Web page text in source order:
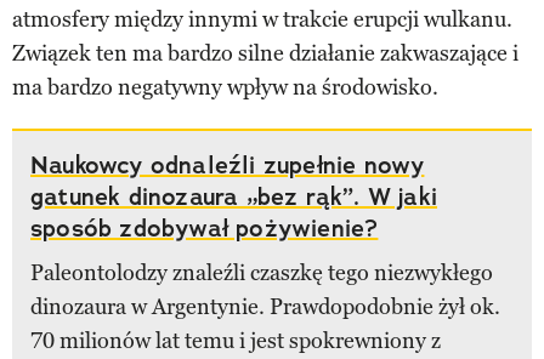
atmosfery między innymi w trakcie erupcji wulkanu.
Związek ten ma bardzo silne działanie zakwaszające i
ma bardzo negatywny wpływ na środowisko.
Naukowcy odnaleźli zupełnie nowy
gatunek dinozaura „bez rąk”. W jaki
sposób zdobywał pożywienie?
Paleontolodzy znaleźli czaszkę tego niezwykłego
dinozaura w Argentynie. Prawdopodobnie żył ok.
70 milionów lat temu i jest spokrewniony z